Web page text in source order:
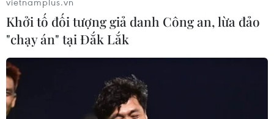
Khởi tố đối tượng giả danh Công an, lừa đảo
"chạy án" tại Đắk Lắk